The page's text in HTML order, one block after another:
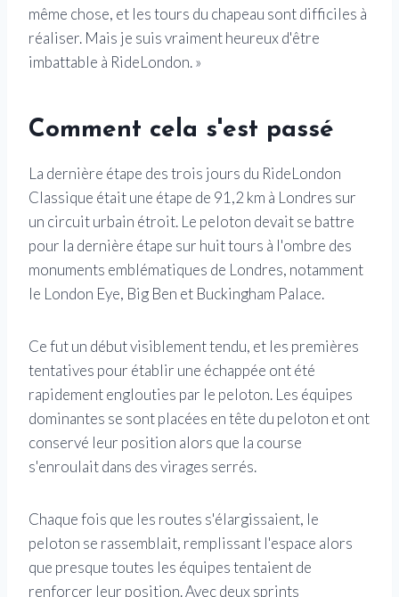
même chose, et les tours du chapeau sont difficiles à
réaliser. Mais je suis vraiment heureux d'être
imbattable à RideLondon. »
Comment cela s'est passé
La dernière étape des trois jours du RideLondon
Classique était une étape de 91,2 km à Londres sur
un circuit urbain étroit. Le peloton devait se battre
pour la dernière étape sur huit tours à l'ombre des
monuments emblématiques de Londres, notamment
le London Eye, Big Ben et Buckingham Palace.
Ce fut un début visiblement tendu, et les premières
tentatives pour établir une échappée ont été
rapidement englouties par le peloton. Les équipes
dominantes se sont placées en tête du peloton et ont
conservé leur position alors que la course
s'enroulait dans des virages serrés.
Chaque fois que les routes s'élargissaient, le
peloton se rassemblait, remplissant l'espace alors
que presque toutes les équipes tentaient de
renforcer leur position. Avec deux sprints